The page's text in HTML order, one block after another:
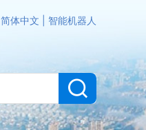
简体中文 智能机器人